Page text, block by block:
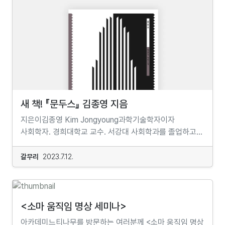
말하지 않으면 우리 삶에 대한 결정에 의견을 낼 수도 없을
거예요. 이런 중요한 일에 입 다물고 있으라고요? 우리라고
할 말이 없는 건 아니잖아요. 지금까지 우리의 입을 막고
있던 손을 잠시 떼어두고, 당사자인 우리가 직접 토론 한 번
해 봐요!1강_ 어린이 출입금지 : 노키즈존, 어린이에 대한
차별일까?2강_ 존댓말 학교 : 반말하는 건 예의 없는
행동일까?3강_ <체인소맨>이 재밌는 이유 : 잔인한 만화,
어린이가 봐도 괜찮을까?4강_ 넌 머리가 왜 그렇게 길어? :
남자아이? 여자아이?5강_ 분리수거 한 번에 100원 :
초등학생 용돈, 얼마나 줘야 할까?6강_ 말 안 들을 거면
집에서 나가! : 우리 집의 주인은 누구인가?7강_ 선생님을
우리가 뽑는다면 : 호랑이 선생님 vs 천사 선생님8강_ 학교
안 갈래! : 학교에 가야 하는 이유는 뭘까?9강_ 어린이를
되면? 지금 어린이인 채로! 중등 철학레디 플레이어 원 :
교과서가 되다분야 철학 10강진행 오프라인 대면강좌,
온라인 실시간강좌참가자 14~16세기간 2023년 9월
손해이기 때문입니다. ​우리는 컴퓨터의 프로그램을 매번
업데이트 혹은 업그레이드를 합니다. 더 발전된 방식으로
원하는 것을 효율적으로 하기 위해서입니다. ​차, 핸드폰,
컴퓨터가 아니라 그것이 '나'라면 어떨까요? 우리는 우리에
대해서 얼만큼 알고있나요?​구르지예프 무브먼트는 자기를
공부하고 몸-감정-생각을 수리 혹은 개발하여 다시
세상으로 나아가는 과정입니다."​"지식Knowledge은
시작점이 무엇이든 적절하고 완전한 연구를 통해 얻을 수
있습니다. 어떻게 ‘배울’ 수 있는지 알아야 합니다. 우리에게
가장 가까운 것은 인간이며, 모든 인간 중에서 당신에게
연구부터 시작하십시오. 그리고 '너 자신을 알라'Know
thyself는 말을 기억하십시오. " _ G.I. 구르지예프​>
혹은 신성무(Sacred Dances)라고 부르는 이 춤은
극동지역(티벳, 인도, 수피교 등)에서 유래한, ‘자기 공부’,
‘명상’, ‘내/외적 관찰’을 위한 일련의 동작들입니다. 이
새 책! 『문두스』 김종영 지음
지은이김종영 Kim Jongyoung과학기술학자이자
사회학자. 경희대학교 교수. 서강대 사회학과를 졸업하고
미국 일리노이대에서 과학기술사회학 분야로 사회학
박사학위를 받았다. 『과학기술학연구』 편집위원장, 대통령
직속 정책기획위원회 위원, 서울교육발전자문위원회 위원
등을 역임했고 『서울신문』과 『교수신문』의 칼럼니스트로
활동했다. 현재 한국과학기술학회 부회장과
국가교육위원회 특별위원회 위원을 맡고 있다. 서울대
과학사 및 과학철학 협동과정에서 박사후연구원으로,
갈무리 2023.7.12.
<소마 움직임 명상 세미나>
아카데미느티나무를 방문하는 여러분께 <소마 움직임 명상